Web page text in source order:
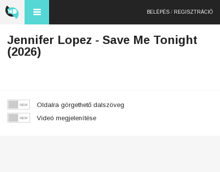
BELÉPÉS / REGISZTRÁCIÓ
Jennifer Lopez - Save Me Tonight
(2026)
Oldalra görgethető dalszöveg
Videó megjelenítése